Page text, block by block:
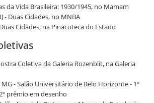
da Vida Brasileira: 1930/1945, no Mamam
- Duas Cidades, no MNBA
Cidades, na Pinacoteca do Estado
Coletiva da Galeria Rozenblit, na Galeria
- Salão Universitário de Belo Horizonte - 1º
prêmio em desenho